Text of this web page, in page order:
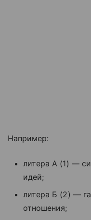
Например:
литера А (1) —
идей;
литера Б (2) —
отношения;